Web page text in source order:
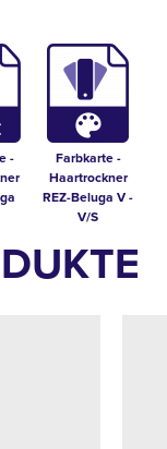
-
Farbkarte -
Haartrockner
REZ-Beluga V -
V/S